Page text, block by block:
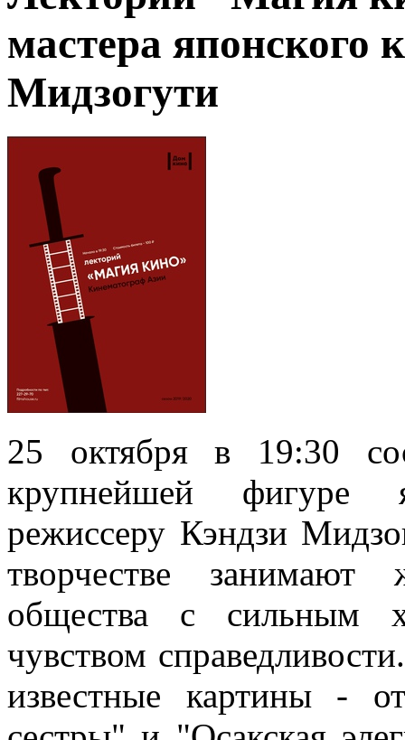
мастера японского
Мидзогути
25 октября в 19:30
крупнейшей фигуре
режиссеру Кэндзи
творчестве
общества с сильным
чувством
известные картины -